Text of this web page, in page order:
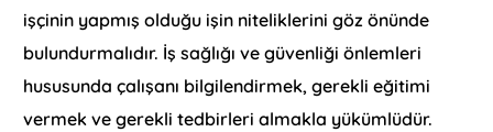
işçinin yapmış olduğu işin niteliklerini göz önünde
bulundurmalıdır. İş sağlığı ve güvenliği önlemleri
hususunda çalışanı bilgilendirmek, gerekli eğitimi
vermek ve gerekli tedbirleri almakla yükümlüdür.